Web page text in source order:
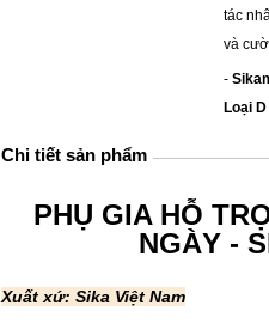
tác
và
-
Loại
Chi tiết sản phẩm
PHỤ GIA HỖ
NGÀY -
Xuất xứ: Sika Việt Nam